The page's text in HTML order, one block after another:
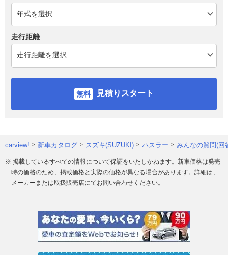
走行距離
見積りスタート
carview! 新車カタログ スズキ(SUZUKI) ハスラー みんなの質問(回
※ 掲載しているすべての情報について保証をいたしかねます。新車価格は発売
時の価格のため、掲載価格と実際の価格が異なる場合があります。詳細は、
メーカーまたは取扱販売店にてお問い合わせください。